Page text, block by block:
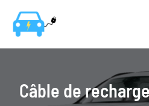
contenu
Câble de